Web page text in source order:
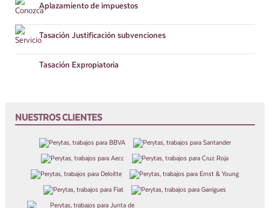
Aplazamientode impuestos
Tasación Justificación subvenciones
Tasación Expropiatoria
NUESTROS CLIENTES